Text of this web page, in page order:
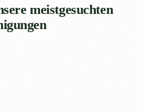
meistgesuchten